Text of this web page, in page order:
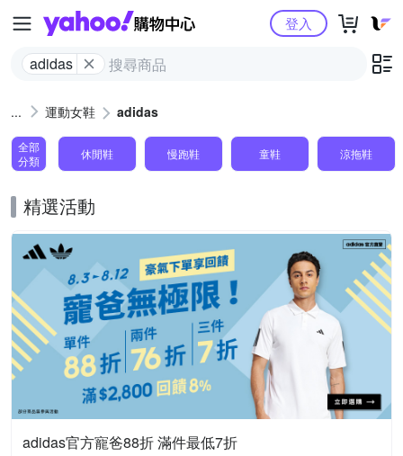
Yahoo購物中心
adidas
登入
運動女鞋 adidas
全部
分類
休閒鞋 慢跑鞋 童鞋 涼拖鞋
精選活動
adidas官方寵爸88折 滿件最低7折